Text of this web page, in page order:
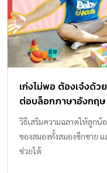
เก่งไม่พอ ต้องเจ๋งด้ว
ต่อบล็อกภาษาอังกฤ
วิธีเสริมความฉลาดให้ลูก
ของสมองทั้งสมองซีกซาย
ช่วยได้